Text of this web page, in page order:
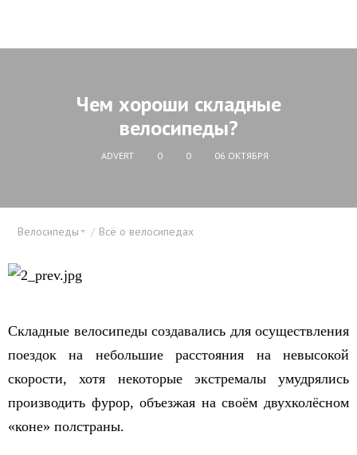
Чем хороши складные
велосипеды?
ADVERT 0 0 06 ОКТЯБРЯ
Велосипеды Всё о велосипедах
Складные велосипеды создавались для осуществления
поездок на небольшие расстояния на невысокой
скорости, хотя некоторые экстремалы умудрялись
производить фурор, объезжая на своём двухколёсном
«коне» полстраны.